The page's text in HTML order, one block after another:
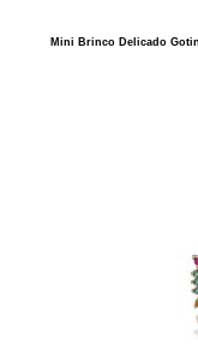
Mini Brinco Delicado